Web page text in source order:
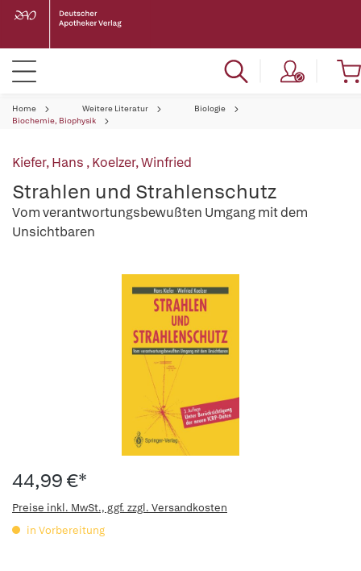
Home Weitere Literatur
Biologie
Biochemie, Biophysik
Kiefer, Hans ,Koelzer, Winfried
Strahlen und Strahlenschutz
Vom verantwortungsbewußten Umgang mit dem
Unsichtbaren
44,99 €*
Preise inkl. MwSt., ggf. zzgl. Versandkosten
in Vorbereitung